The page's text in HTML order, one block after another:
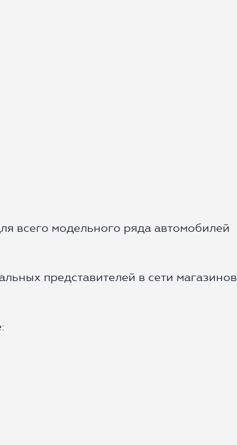
всего модельного ряда автомобилей
представителей в сети магазинов